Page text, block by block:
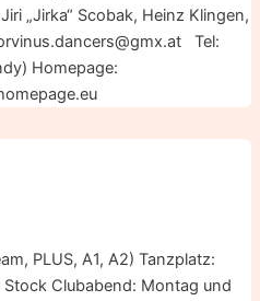
„Jirka“ Scobak, Heinz Klingen,
Tel:
Homepage:
PLUS, A1, A2) Tanzplatz:
Stock Clubabend: Montag und